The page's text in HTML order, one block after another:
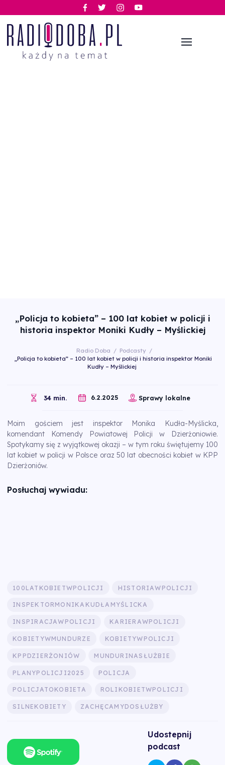
„Policja to kobieta” – 100 lat kobiet w policji i
historia inspektor Moniki Kudły – Myślickiej
Radio Doba / Podcasty /
„Policja to kobieta” – 100 lat kobiet w policji i historia inspektor Moniki
Kudły – Myślickiej
34 min. 6.2.2025 Sprawy lokalne
Moim gościem jest inspektor Monika Kudła-Myślicka,
komendant Komendy Powiatowej Policji w Dzierżoniowie.
Spotykamy się z wyjątkowej okazji – w tym roku świętujemy 100
lat kobiet w policji w Polsce oraz 50 lat obecności kobiet w KPP
Dzierżoniów.
Posłuchaj wywiadu:
100LATKOBIETWPOLICJI HISTORIAWPOLICJI
INSPEKTORMONIKAKUDŁAMYŚLICKA
INSPIRACJAWPOLICJI KARIERAWPOLICJI
KOBIETYWMUNDURZE KOBIETYWPOLICJI
KPPDZIERŻONIÓW MUNDURINASŁUŻBIE
PLANYPOLICJI2025 POLICJA
POLICJATOKOBIETA ROLIKOBIETWPOLICJI
SILNEKOBIETY ZACHĘCAMYDOSŁUŻBY
Udostepnij
podcast